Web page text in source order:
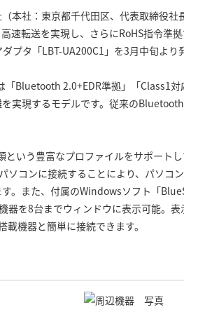
本社：東京都千代田区、代表取締役社長
速転送を実現し、さらにRoHS指令準拠
ダプタ「LBT-UA200C1」を3月中旬より発
「Bluetooth 2.0+EDR準拠」「Class1対応
実現するモデルです。従来のBluetooth
いう豊富なプロファイルをサポートして
ソコンに接続することにより、パソコン
。また、付属のWindowsソフト「
器を8台までウィンドウに表示可能。表示
機器と簡単に接続できます。